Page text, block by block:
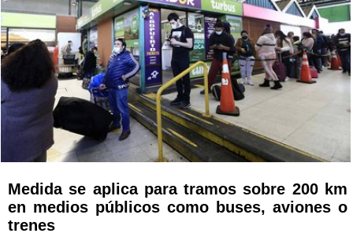
Medida se aplica para tramos sobre 200 km
en medios públicos como buses, aviones o
trenes